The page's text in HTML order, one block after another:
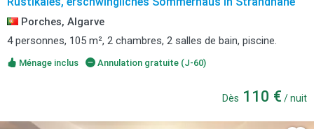
Porches, Algarve
4 personnes, 105 m², 2 chambres, 2 salles de bain, piscine.
Ménage inclus Annulation gratuite (J-60)
Dès 110 € / nuit